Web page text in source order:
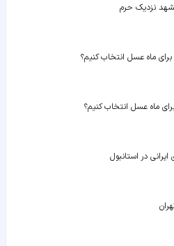
نزدیک حرم
ماه عسل انتخاب کنیم؟
ماه عسل انتخاب کنیم؟
در استانبول